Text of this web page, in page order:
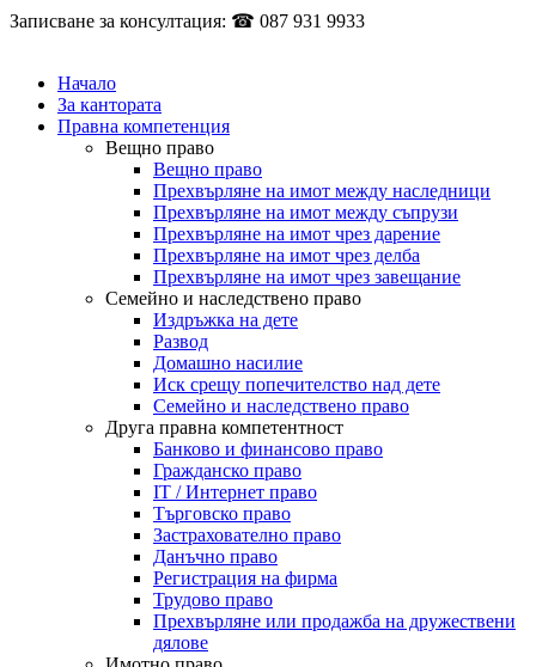
Записване за консултация: ☎ 087 931 9933
Начало
За кантората
Правна компетенция
Вещно право
Вещно право
Прехвърляне на имот между наследници
Прехвърляне на имот между съпрузи
Прехвърляне на имот чрез дарение
Прехвърляне на имот чрез делба
Прехвърляне на имот чрез завещание
Семейно и наследствено право
Издръжка на дете
Развод
Домашно насилие
Иск срещу попечителство над дете
Семейно и наследствено право
Друга правна компетентност
Банково и финансово право
Гражданско право
IT / Интернет право
Търговско право
Застрахователно право
Данъчно право
Регистрация на фирма
Трудово право
Прехвърляне или продажба на дружествени
дялове